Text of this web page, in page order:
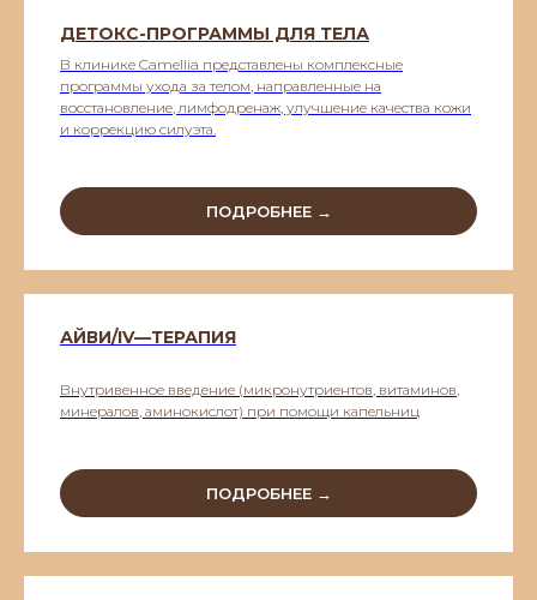
ДЕТОКС-ПРОГРАММЫ ДЛЯ ТЕЛА
В клинике Camellia представлены комплексные
программы ухода за телом, направленные на
восстановление, лимфодренаж, улучшение качества кожи
и коррекцию силуэта.
ПОДРОБНЕЕ →
АЙВИ/IV—ТЕРАПИЯ
Внутривенное введение (микронутриентов, витаминов,
минералов, аминокислот) при помощи капельниц
ПОДРОБНЕЕ →